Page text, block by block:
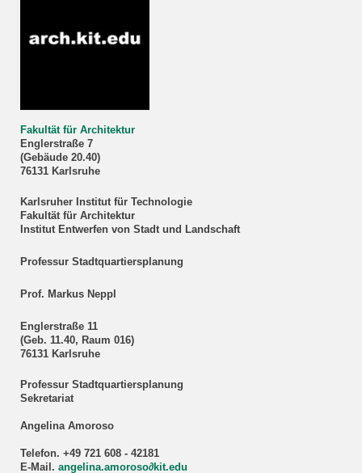
Fakultät für Architektur
Englerstraße 7
(Gebäude 20.40)
76131 Karlsruhe
Karlsruher Institut für Technologie
Fakultät für Architektur
Institut Entwerfen von Stadt und Landschaft
Professur Stadtquartiersplanung
Prof. Markus Neppl
Englerstraße 11
(Geb. 11.40, Raum 016)
76131 Karlsruhe
Professur Stadtquartiersplanung
Sekretariat
Angelina Amoroso
Telefon. +49 721 608 - 42181
E-Mail. angelina.amoroso∂kit.edu